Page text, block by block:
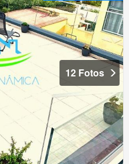
12 Fotos